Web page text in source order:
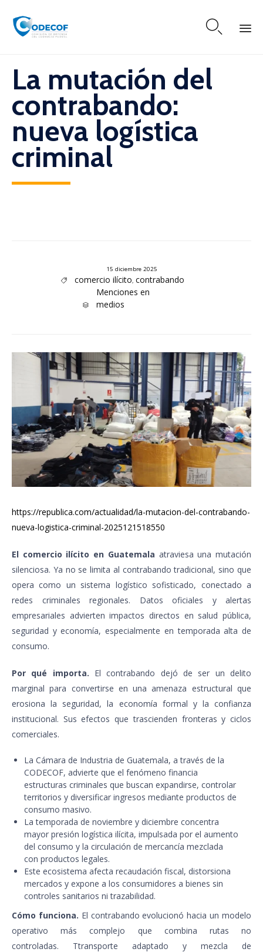

to
content
La mutación del
contrabando:
nueva logística
criminal
15 diciembre 2025
 Tags
comercio ilícito, contrabando

Category
Menciones en
medios
https://republica.com/actualidad/la-mutacion-del-contrabando-
nueva-logistica-criminal-2025121518550
El comercio ilícito en Guatemala atraviesa una mutación
silenciosa. Ya no se limita al contrabando tradicional, sino que
opera como un sistema logístico sofisticado, conectado a
redes criminales regionales. Datos oficiales y alertas
empresariales advierten impactos directos en salud pública,
seguridad y economía, especialmente en temporada alta de
consumo.
Por qué importa. El contrabando dejó de ser un delito
marginal para convertirse en una amenaza estructural que
erosiona la seguridad, la economía formal y la confianza
institucional. Sus efectos que trascienden fronteras y ciclos
comerciales.
La Cámara de Industria de Guatemala, a través de la
CODECOF, advierte que el fenómeno financia
estructuras criminales que buscan expandirse, controlar
territorios y diversificar ingresos mediante productos de
consumo masivo.
La temporada de noviembre y diciembre concentra
mayor presión logística ilícita, impulsada por el aumento
del consumo y la circulación de mercancía mezclada
con productos legales.
Este ecosistema afecta recaudación fiscal, distorsiona
mercados y expone a los consumidores a bienes sin
controles sanitarios ni trazabilidad.
Cómo funciona. El contrabando evolucionó hacia un modelo
operativo más complejo que combina rutas no
controladas. Ttransporte adaptado y mezcla de